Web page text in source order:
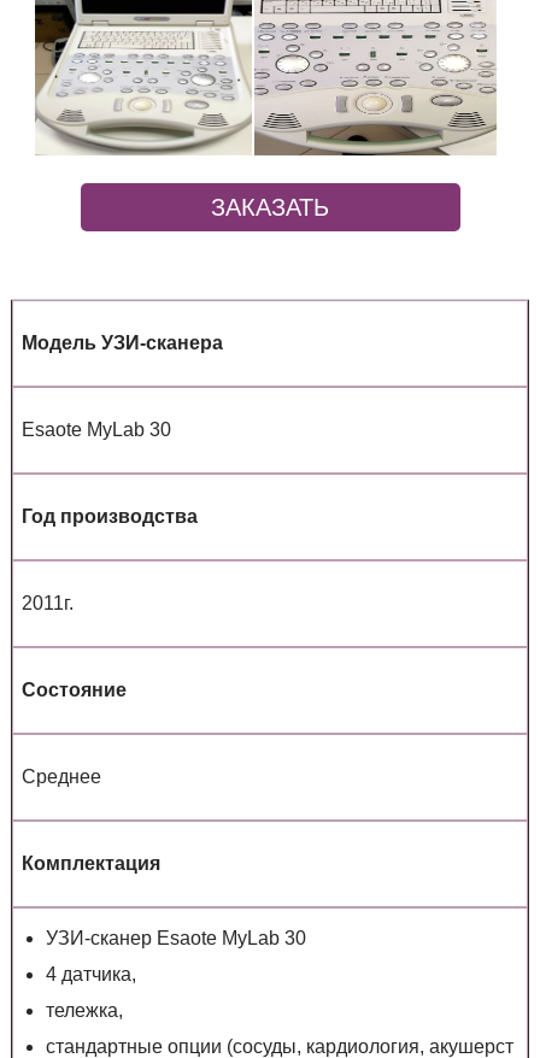
ЗАКАЗАТЬ
Модель УЗИ-сканера
Esaote MyLab 30
Год производства
2011г.
Состояние
Среднее
Комплектация
УЗИ-сканер Esaote MyLab 30
4 датчика,
тележка,
стандартные опции (сосуды, кардиология, акушерст